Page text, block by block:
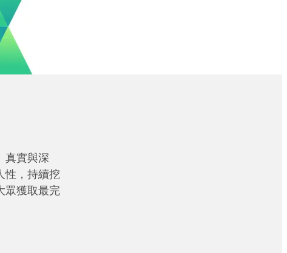
真實與深
性，持續挖
眾獲取最完